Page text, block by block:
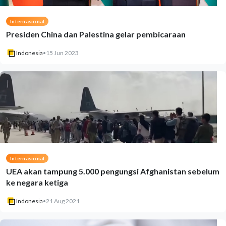
Internasional
Presiden China dan Palestina gelar pembicaraan
Indonesia• 15 Jun 2023
Internasional
UEA akan tampung 5.000 pengungsi Afghanistan sebelum
ke negara ketiga
Indonesia•21 Aug 2021